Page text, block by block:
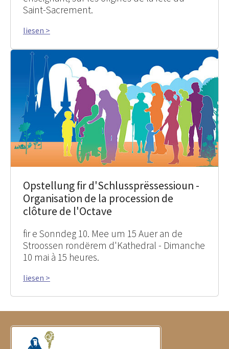
Saint-Sacrement.
liesen >
Opstellung fir d'Schlussprëssessioun -
Organisation de la procession de
clôture de l'Octave
fir e Sonndeg 10. Mee um 15 Auer an de
Stroossen rondërem d'Kathedral - Dimanche
10 mai à 15 heures.
liesen >